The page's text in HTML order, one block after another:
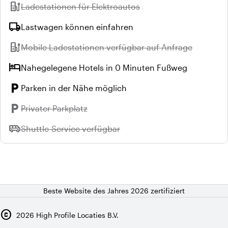
ev_stationNicht verfügbar:
Ladestationen für Elektroautos
local_shippingLastwagen können einfahren
ev_stationNicht verfügbar:
Mobile Ladestationen verfügbar auf Anfrage
hotelNahegelegene Hotels in 0 Minuten Fußweg
local_parking Parken in der Nähe möglich
local_parking Nicht verfügbar:
Privater Parkplatz
airport_shuttleNicht verfügbar:
Shuttle-Service verfügbar
Beste Website des Jahres 2026 zertifiziert
copyright 2026 High Profile Locaties B.V.